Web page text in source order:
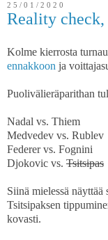
25/01/2020
Reality
Kolme kierrosta
ennakkoon ja
Puolivälieräparithan
Nadal vs. Thiem
Medvedev vs. Rublev
Federer vs. Fognini
Djokovic vs. Tsitsipas
Siinä mielessä
Tsitsipaksen
kovasti.